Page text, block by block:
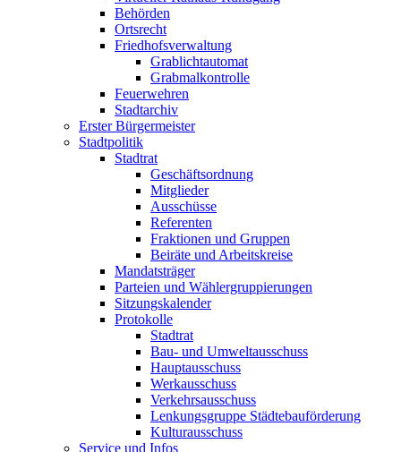
Behörden
Ortsrecht
Friedhofsverwaltung
Grablichtautomat
Grabmalkontrolle
Feuerwehren
Stadtarchiv
Erster Bürgermeister
Stadtpolitik
Stadtrat
Geschäftsordnung
Mitglieder
Ausschüsse
Referenten
Fraktionen und Gruppen
Beiräte und Arbeitskreise
Mandatsträger
Parteien und Wählergruppierungen
Sitzungskalender
Protokolle
Stadtrat
Bau- und Umweltausschuss
Hauptausschuss
Werkausschuss
Verkehrsausschuss
Lenkungsgruppe Städtebauförderung
Kulturausschuss
Service und Infos